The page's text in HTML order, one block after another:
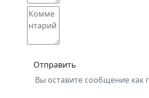
Отправить
Вы оставите сообщение как